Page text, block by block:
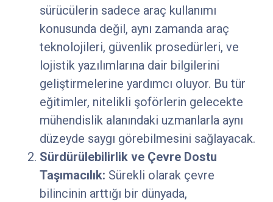
sürücülerin sadece araç kullanımı
konusunda değil, aynı zamanda araç
teknolojileri, güvenlik prosedürleri, ve
lojistik yazılımlarına dair bilgilerini
geliştirmelerine yardımcı oluyor. Bu tür
eğitimler, nitelikli şoförlerin gelecekte
mühendislik alanındaki uzmanlarla aynı
düzeyde saygı görebilmesini sağlayacak.
Sürdürülebilirlik ve Çevre Dostu
Taşımacılık: Sürekli olarak çevre
bilincinin arttığı bir dünyada,